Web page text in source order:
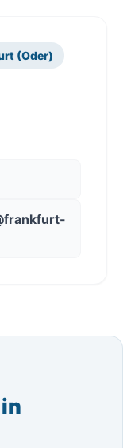
(Oder)